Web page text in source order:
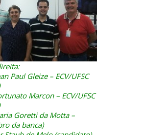
Paul Gleize – ECV/UFSC
Marcon – ECV/UFSC
Goretti da Motta –
da banca)